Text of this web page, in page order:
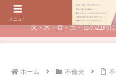
夫に不倫されたつらい経験が、あな
火・木・金・土・日の21時
ホーム 不倫夫
メニュー